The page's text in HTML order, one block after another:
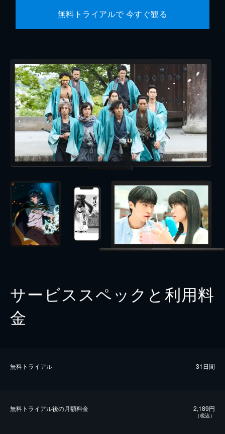
無料トライアルで 今すぐ観る
サービススペックと利用料
金
無料トライアル 31日間
無料トライアル後の⽉額料金 2,189円
（税込）